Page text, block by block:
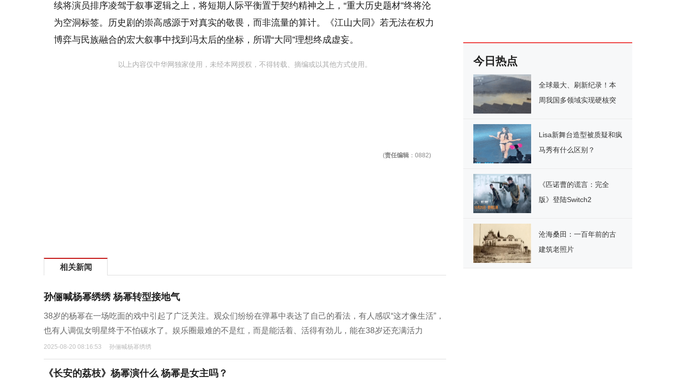
续将演员排序凌驾于叙事逻辑之上，将短期人际平衡置于契约精神之上，“重大历史题材”终将沦
为空洞标签。历史剧的崇高感源于对真实的敬畏，而非流量的算计。《江山大同》若无法在权力
博弈与民族融合的宏大叙事中找到冯太后的坐标，所谓“大同”理想终成虚妄。
以上内容仅中华网独家使用，未经本网授权，不得转载、摘编或以其他方式使用。
(责任编辑 ：0882)
相关新闻
孙俪喊杨幂绣绣 杨幂转型接地气
38岁的杨幂在一场吃面的戏中引起了广泛关注。观众们纷纷在弹幕中表达了自己的看法，有人感叹“这才像生活”，
也有人调侃女明星终于不怕碳水了。娱乐圈最难的不是红，而是能活着、活得有劲儿，能在38岁还充满活力
2025-08-20 08:16:53 孙俪喊杨幂绣绣
《长安的荔枝》杨幂演什么 杨幂是女主吗？
今日热点
全球最大、刷新纪录！本
周我国多领域实现硬核突
Lisa新舞台造型被质疑和疯
马秀有什么区别？
《匹诺曹的谎言：完全
版》登陆Switch2
沧海桑田：一百年前的古
建筑老照片